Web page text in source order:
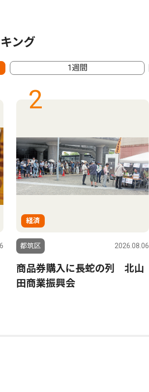
ング
1週間
2
経済
都筑区 2026.08.06
商品券購入に長蛇の列 北山
田商業振興会